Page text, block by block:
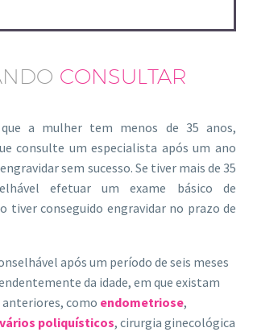
CONSULTAR
a mulher tem menos de 35 anos,
consulte um especialista após um ano
sem sucesso. Se tiver mais de 35
efetuar um exame básico de
tiver conseguido engravidar no prazo de
após um período de seis meses
da idade, em que existam
como endometriose,
poliquísticos, cirurgia ginecológica